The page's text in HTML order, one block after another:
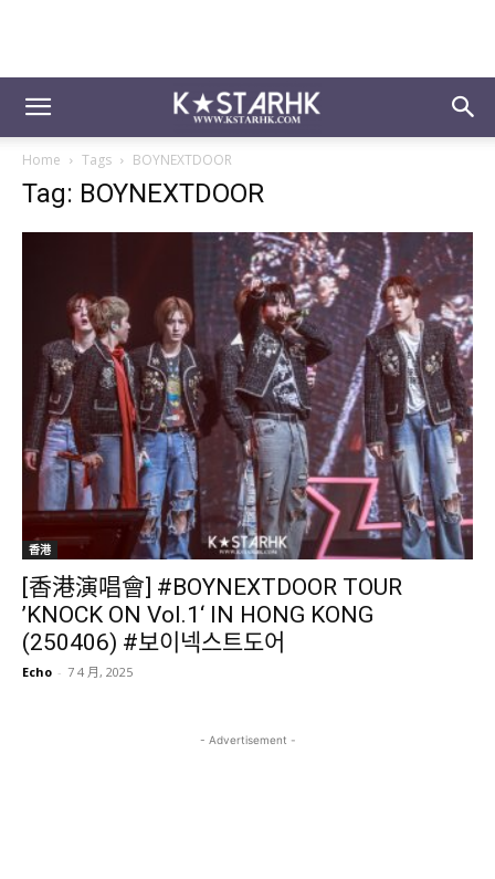
Home Tags BOYNEXTDOOR
Tag: BOYNEXTDOOR
香港
[香港演唱會] #BOYNEXTDOOR TOUR
’KNOCK ON Vol.1‘ IN HONG KONG
(250406) #보이넥스트도어
Echo - 7 4 月, 2025
- Advertisement -